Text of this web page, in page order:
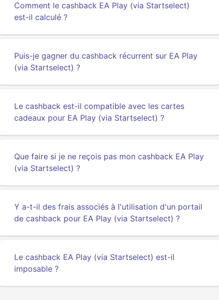
Comment le cashback EA Play (via Startselect)
est-il calculé ?
Puis-je gagner du cashback récurrent sur EA Play
(via Startselect) ?
Le cashback est-il compatible avec les cartes
cadeaux pour EA Play (via Startselect) ?
Que faire si je ne reçois pas mon cashback EA Play
(via Startselect) ?
Y a-t-il des frais associés à l'utilisation d'un portail
de cashback pour EA Play (via Startselect) ?
Le cashback EA Play (via Startselect) est-il
imposable ?